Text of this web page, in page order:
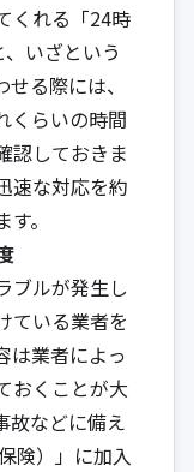
くれる「24時
いざという
る際には、
くらいの時間
認しておきま
速な対応を約
。
ブルが発生し
ている業者を
は業者によっ
おくことが大
故などに備え
険）」に加入